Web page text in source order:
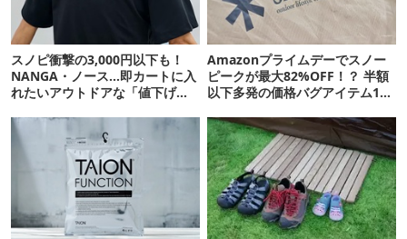
スノピ衝撃の3,000円以下も！
NANGA・ノース…即カートに入
れたいアウトドアな「値下げ夏
Amazonプライムデーでスノー
ピークが最大82%OFF！？ 半額
以下多発の価格バグアイテム11